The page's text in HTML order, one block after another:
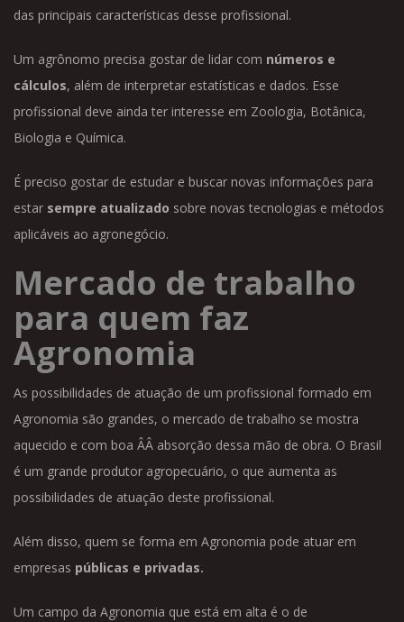
das principais características desse profissional.
Um agrônomo precisa gostar de lidar com números e
cálculos, além de interpretar estatísticas e dados. Esse
profissional deve ainda ter interesse em Zoologia, Botânica,
Biologia e Química.
É preciso gostar de estudar e buscar novas informações para
estar sempre atualizado sobre novas tecnologias e métodos
aplicáveis ao agronegócio.
Mercado de trabalho
para quem faz
Agronomia
As possibilidades de atuação de um profissional formado em
Agronomia são grandes, o mercado de trabalho se mostra
aquecido e com boa ÂÂ absorção dessa mão de obra. O Brasil
é um grande produtor agropecuário, o que aumenta as
possibilidades de atuação deste profissional.
Além disso, quem se forma em Agronomia pode atuar em
empresas públicas e privadas.
Um campo da Agronomia que está em alta é o de